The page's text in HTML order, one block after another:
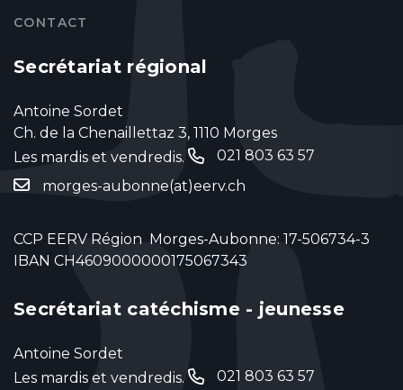
CONTACT
Secrétariat régional
Antoine Sordet
Ch. de la Chenaillettaz 3, 1110 Morges
Les mardis et vendredis.
021 803 63 57
morges-aubonne(at)eerv.ch
CCP EERV Région Morges-Aubonne: 17-506734-3
IBAN CH4609000000175067343
Secrétariat catéchisme - jeunesse
Antoine Sordet
Les mardis et vendredis.
021 803 63 57